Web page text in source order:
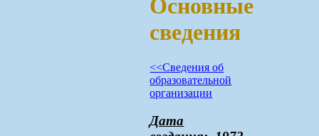
Основные
сведения
<<Сведения об
образовательной
организации
Дата